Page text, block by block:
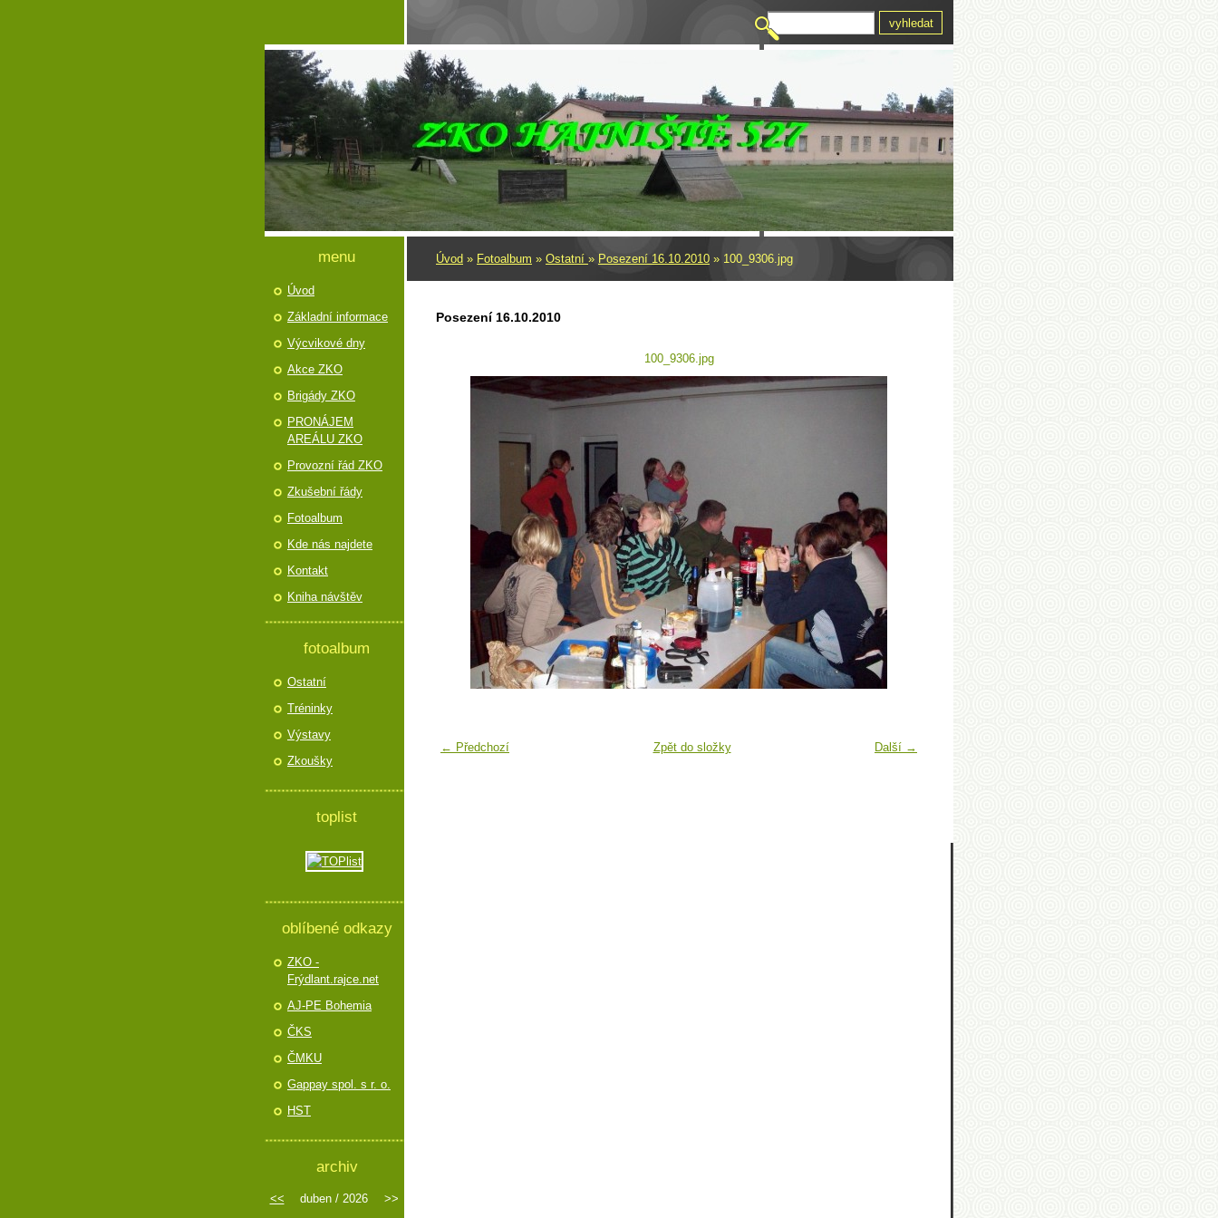
Úvod » Fotoalbum » Ostatní » Posezení 16.10.2010 » 100_9306.jpg
Posezení 16.10.2010
100_9306.jpg
← Předchozí Další →
Zpět do složky
menu
Úvod
Základní informace
Výcvikové dny
Akce ZKO
Brigády ZKO
PRONÁJEM
AREÁLU ZKO
Provozní řád ZKO
Zkušební řády
Fotoalbum
Kde nás najdete
Kontakt
Kniha návštěv
fotoalbum
Ostatní
Tréninky
Výstavy
Zkoušky
toplist
oblíbené odkazy
ZKO -
Frýdlant.rajce.net
AJ-PE Bohemia
ČKS
ČMKU
Gappay spol. s r. o.
HST
archiv
<< duben / 2026 >>